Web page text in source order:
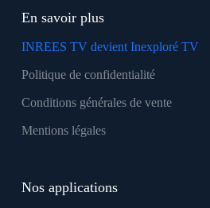
En savoir plus
INREES TV devient Inexploré TV
Politique de confidentialité
Conditions générales de vente
Mentions légales
Nos applications